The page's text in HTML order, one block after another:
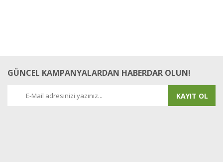
GÜNCEL KAMPANYALARDAN HABERDAR OLUN!
KAYIT OL